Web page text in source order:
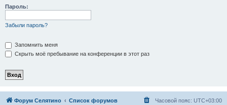
Пароль:
Забыли пароль?
Запомнить меня
Скрыть моё пребывание на конференции в этот раз
Форум Селятино Список форумов Часовой пояс: UTC+03:00